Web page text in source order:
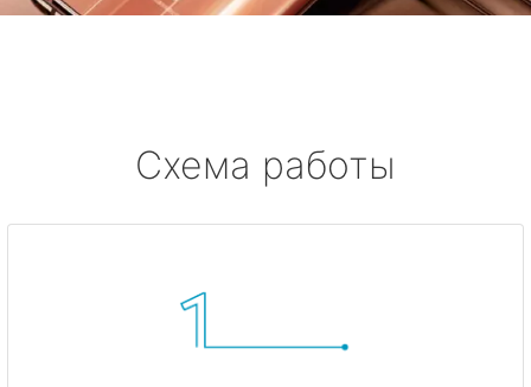
Схема работы